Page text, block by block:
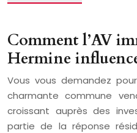
Comment l’AV
Hermine
Vous vous demandez
charmante commune
croissant auprès des
partie de la réponse